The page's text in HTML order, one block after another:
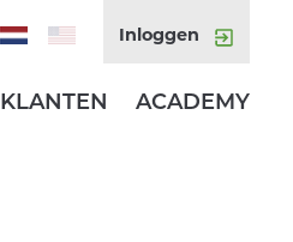
KLANTEN ACADEMY
Inloggen